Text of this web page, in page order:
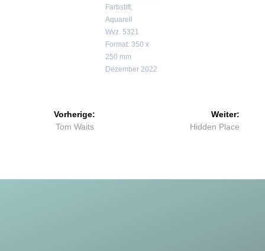
Farbstift,
Aquarell
Wvz. 5321
Format: 350 x
250 mm
Dezember 2022
Beitragsnavigation
Vorherige:
Vorheriger
Tom Waits
Weiter:
Nächster
Hidden Place